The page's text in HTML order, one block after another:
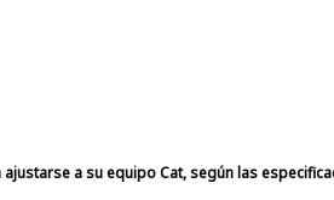
a su equipo Cat, según las